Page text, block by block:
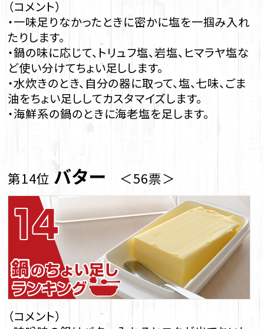
（コメント）
・一味足りなかったときに密かに塩を一掴み入れ
たりします。
・鍋の味に応じて、トリュフ塩、岩塩、ヒマラヤ塩な
ど使い分けてちょい足しします。
・水炊きのとき、自分の器に取って、塩、七味、ごま
油をちょい足ししてカスタマイズします。
・海鮮系の鍋のときに海老塩を足します。
第14位 バター ＜56票＞
（コメント）